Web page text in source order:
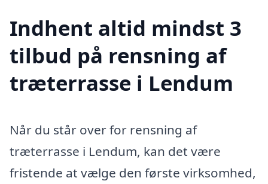
Indhent altid mindst 3
tilbud på rensning af
træterrasse i Lendum
Når du står over for rensning af
træterrasse i Lendum, kan det være
fristende at vælge den første virksomhed,